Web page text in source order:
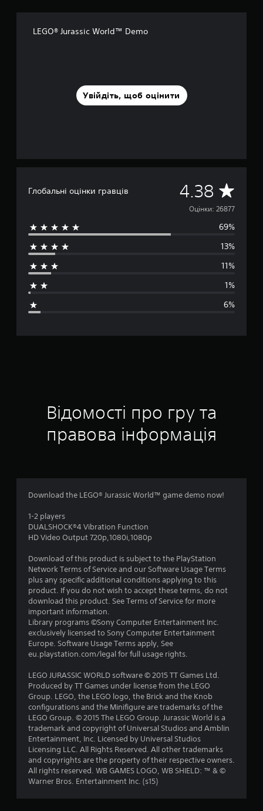
LEGO® Jurassic World™ Demo
Увійдіть, щоб оцінити
Глобальні оцінки гравців 4.38 С
е
р
е
н
о
н
к
:
4
8
з
п
’
т
з
і
р
о
к
Оцінки: 26877
69%
13%
11%
1%
6%
Відомості про гру та
правова інформація
Download the LEGO® Jurassic World™ game demo now!
1-2 players
DUALSHOCK®4 Vibration Function
HD Video Output 720p,1080i,1080p
Download of this product is subject to the PlayStation
Network Terms of Service and our Software Usage Terms
plus any specific additional conditions applying to this
product. If you do not wish to accept these terms, do not
download this product. See Terms of Service for more
important information.
Library programs ©Sony Computer Entertainment Inc.
exclusively licensed to Sony Computer Entertainment
Europe. Software Usage Terms apply, See
eu.playstation.com/legal for full usage rights.
LEGO JURASSIC WORLD software © 2015 TT Games Ltd.
Produced by TT Games under license from the LEGO
Group. LEGO, the LEGO logo, the Brick and the Knob
configurations and the Minifigure are trademarks of the
LEGO Group. © 2015 The LEGO Group. Jurassic World is a
trademark and copyright of Universal Studios and Amblin
Entertainment, Inc. Licensed by Universal Studios
Licensing LLC. All Rights Reserved. All other trademarks
and copyrights are the property of their respective owners.
All rights reserved. WB GAMES LOGO, WB SHIELD: ™ & ©
Warner Bros. Entertainment Inc. (s15)